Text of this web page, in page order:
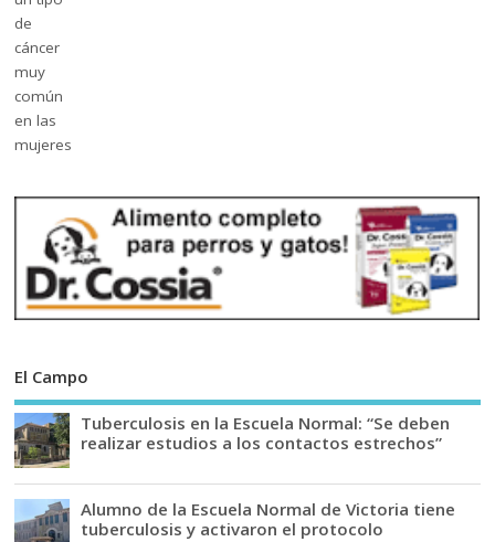
El Campo
Tuberculosis en la Escuela Normal: “Se deben
realizar estudios a los contactos estrechos”
Alumno de la Escuela Normal de Victoria tiene
tuberculosis y activaron el protocolo